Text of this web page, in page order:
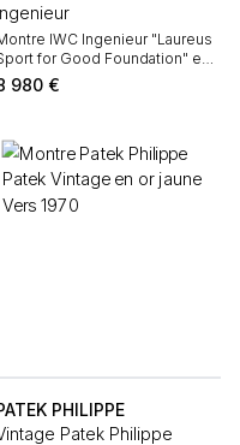
IWC Ingenieur "Laureus
for Good Foundation" en
Ref: 323909 Vers 2017
980 €
PHILIPPE
Patek Philippe